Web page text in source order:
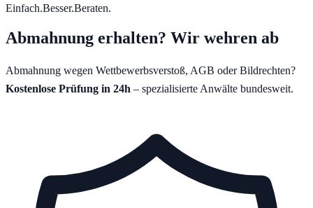
Einfach.Besser.Beraten.
Abmahnung erhalten? Wir wehren ab
Abmahnung wegen Wettbewerbsverstoß, AGB oder Bildrechten?
Kostenlose Prüfung in 24h – spezialisierte Anwälte bundesweit.